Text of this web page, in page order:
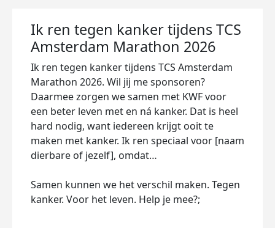
Ik ren tegen kanker tijdens TCS
Amsterdam Marathon 2026
Ik ren tegen kanker tijdens TCS Amsterdam
Marathon 2026. Wil jij me sponsoren?
Daarmee zorgen we samen met KWF voor
een beter leven met en ná kanker. Dat is heel
hard nodig, want iedereen krijgt ooit te
maken met kanker. Ik ren speciaal voor [naam
dierbare of jezelf], omdat…
Samen kunnen we het verschil maken. Tegen
kanker. Voor het leven. Help je mee?;